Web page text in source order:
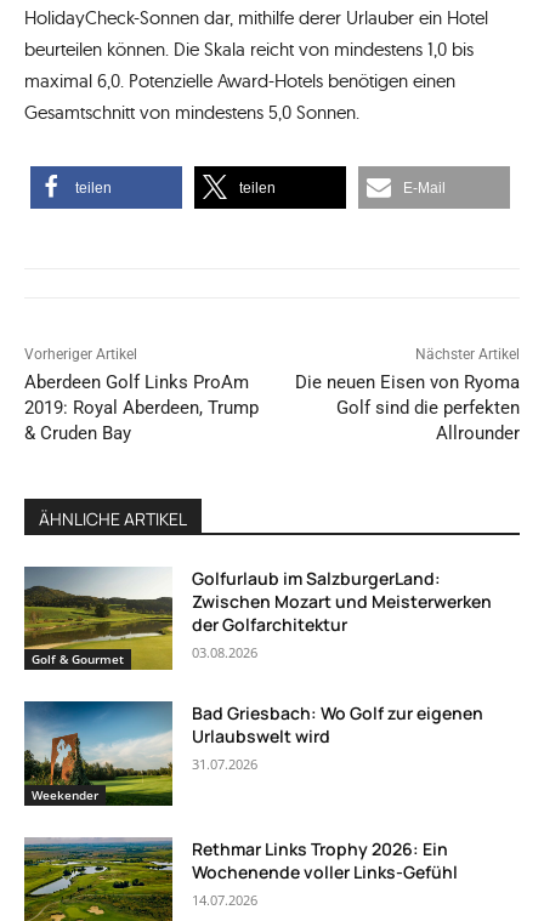
HolidayCheck-Sonnen dar, mithilfe derer Urlauber ein Hotel
beurteilen können. Die Skala reicht von mindestens 1,0 bis
maximal 6,0. Potenzielle Award-Hotels benötigen einen
Gesamtschnitt von mindestens 5,0 Sonnen.
teilen teilen E-Mail
Vorheriger Artikel
Aberdeen Golf Links ProAm
2019: Royal Aberdeen, Trump
& Cruden Bay
Nächster Artikel
Die neuen Eisen von Ryoma
Golf sind die perfekten
Allrounder
ÄHNLICHE ARTIKEL
Golf & Gourmet
Golfurlaub im SalzburgerLand:
Zwischen Mozart und Meisterwerken
der Golfarchitektur
03.08.2026
Weekender
Bad Griesbach: Wo Golf zur eigenen
Urlaubswelt wird
31.07.2026
Rethmar Links Trophy 2026: Ein
Wochenende voller Links-Gefühl
14.07.2026